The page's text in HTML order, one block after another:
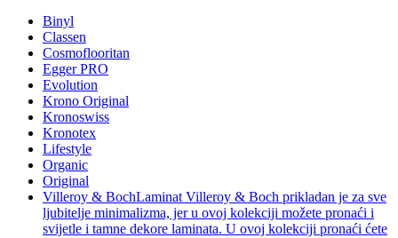
Binyl
Classen
Cosmoflooritan
Egger PRO
Evolution
Krono Original
Kronoswiss
Kronotex
Lifestyle
Organic
Original
Villeroy & BochLaminat Villeroy & Boch prikladan je za sve
ljubitelje minimalizma, jer u ovoj kolekciji možete pronaći i
svijetle i tamne dekore laminata. U ovoj kolekciji pronaći ćete